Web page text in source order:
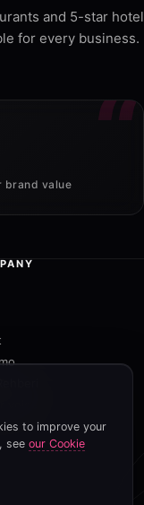
and 5-star hotel
for every business.
brand value
to improve your
see our Cookie